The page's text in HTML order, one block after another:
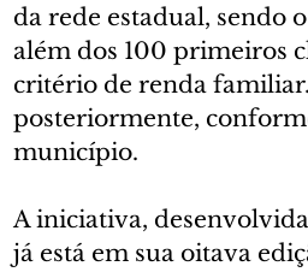
da rede estadual, sendo
além dos 100 primeiros
critério de renda
posteriormente,
município.
A iniciativa,
já está em sua oitava